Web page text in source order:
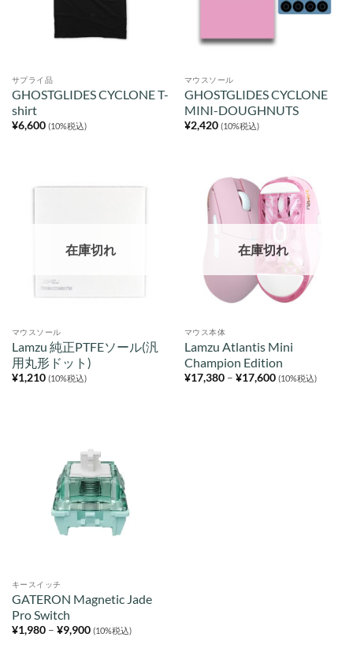
サプライ品
GHOSTGLIDES CYCLONE T-
shirt
¥6,600 (10%税込)
マウスソール
GHOSTGLIDES CYCLONE
MINI-DOUGHNUTS
¥2,420 (10%税込)
在庫切れ
マウスソール
Lamzu 純正PTFEソール(汎
用丸形ドット)
¥1,210 (10%税込)
在庫切れ
マウス本体
Lamzu Atlantis Mini
Champion Edition
¥17,380 – ¥17,600価
格
(10%税込)
キースイッチ
GATERON Magnetic Jade
Pro Switch
¥1,980 – ¥9,900価
格
(10%税込)